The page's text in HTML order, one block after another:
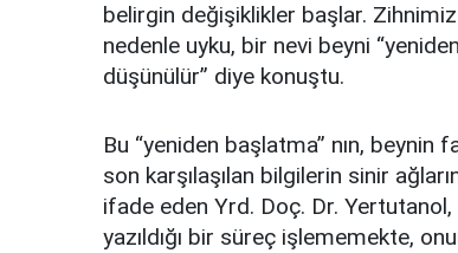
belirgin değişiklikler başlar. Zihnimiz
nedenle uyku, bir nevi beyni
düşünülür” diye konuştu.
Bu “yeniden başlatma” nın, beynin
son karşılaşılan bilgilerin sinir
ifade eden Yrd. Doç. Dr.
yazıldığı bir süreç işlememekte,